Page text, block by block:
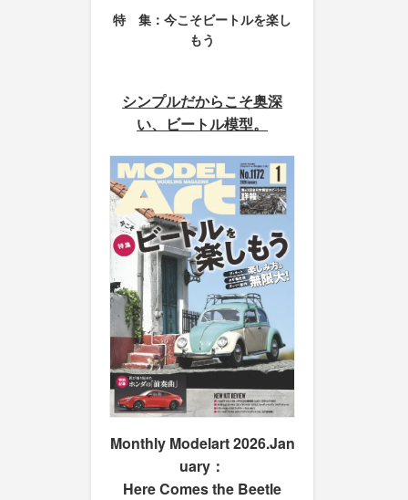
特 集：今こそビートルを楽し
もう
シンプルだからこそ奥深
い、ビートル模型。
Monthly Modelart 2026.Jan
uary：
Here Comes the Beetle